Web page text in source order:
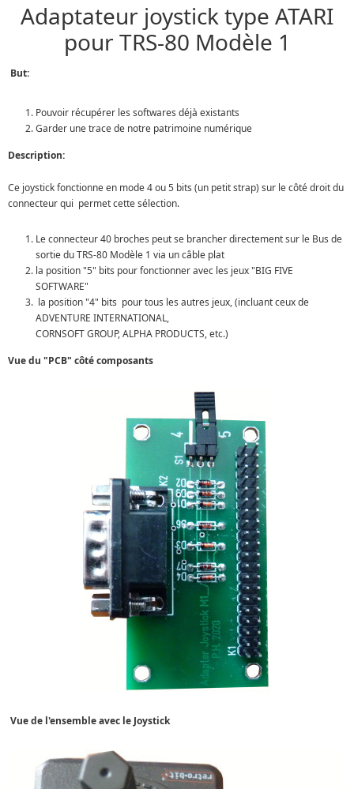
Adaptateur joystick type ATARI
pour TRS-80 Modèle 1
But:
Pouvoir récupérer les softwares déjà existants
Garder une trace de notre patrimoine numérique
Description:
Ce joystick fonctionne en mode 4 ou 5 bits (un petit strap) sur le côté droit du
connecteur qui permet cette sélection.
Le connecteur 40 broches peut se brancher directement sur le Bus de
sortie du TRS-80 Modèle 1 via un câble plat
la position "5" bits pour fonctionner avec les jeux "BIG FIVE
SOFTWARE"
la position "4" bits pour tous les autres jeux, (incluant ceux de
ADVENTURE INTERNATIONAL,
CORNSOFT GROUP, ALPHA PRODUCTS, etc.)
Vue du "PCB" côté composants
Vue de l'ensemble avec le Joystick